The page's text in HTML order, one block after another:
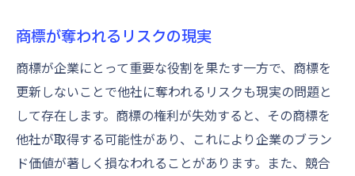
商標が奪われるリスクの現実
商標が企業にとって重要な役割を果たす一方で、商標を
更新しないことで他社に奪われるリスクも現実の問題と
して存在します。商標の権利が失効すると、その商標を
他社が取得する可能性があり、これにより企業のブラン
ド価値が著しく損なわれることがあります。また、競合